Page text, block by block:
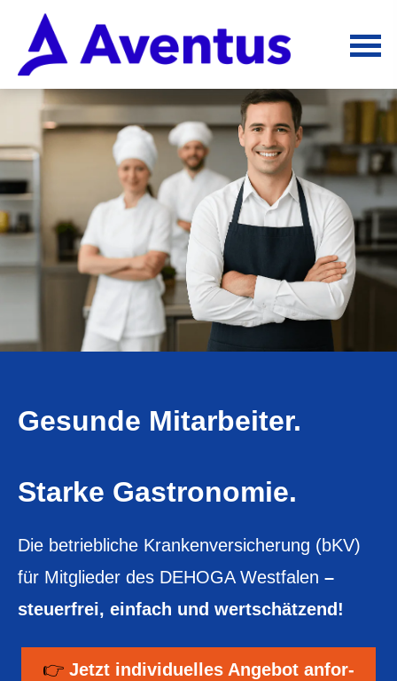
Gesunde Mitarbeiter.
Starke Gastronomie.
Die betriebliche Kranken­ver­si­che­rung (bKV)
für Mitglieder des DEHOGA Westfalen –
steuerfrei, einfach und wertschätzend!
👉 Jetzt individuelles An­ge­bot an­for­